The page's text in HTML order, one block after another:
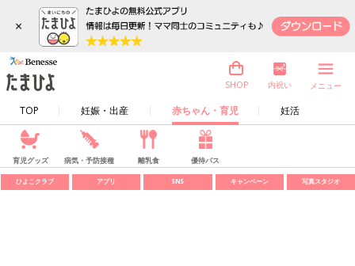
×
TOP 妊娠・出産 赤ちゃん・育児 妊活
SHOP 内祝い メニュー
育児グッズ 病気・予防接種 離乳食 優待パス
ひよこクラブ アプリ SNS キャンペーン 写真スタジオ